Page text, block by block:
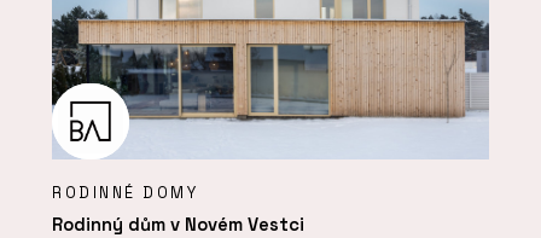
RODINNÉ DOMY
Rodinný dům v Novém Vestci